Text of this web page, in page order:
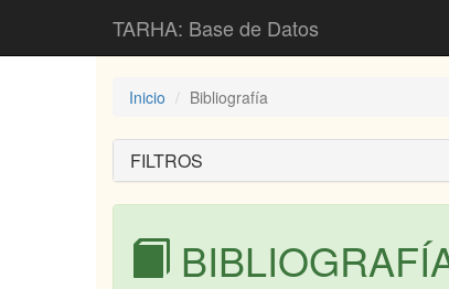
TARHA: Base de Datos
Inicio Bibliografía
FILTROS